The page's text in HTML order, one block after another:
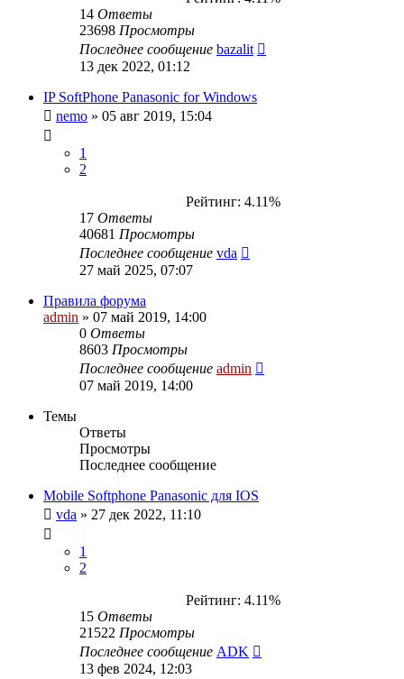
14 Ответы
23698 Просмотры
Последнее сообщение bazalit
13 дек 2022, 01:12
IP SoftPhone Panasonic for Windows
nemo » 05 авг 2019, 15:04
1
2
Рейтинг: 4.11%
17 Ответы
40681 Просмотры
Последнее сообщение vda
27 май 2025, 07:07
Правила форума
admin » 07 май 2019, 14:00
0 Ответы
8603 Просмотры
Последнее сообщение admin
07 май 2019, 14:00
Темы
Ответы
Просмотры
Последнее сообщение
Mobile Softphone Panasonic для IOS
vda » 27 дек 2022, 11:10
1
2
Рейтинг: 4.11%
15 Ответы
21522 Просмотры
Последнее сообщение ADK
13 фев 2024, 12:03